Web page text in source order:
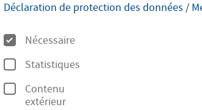
Déclaration de protection des données /
O
p
t
i
Nécessaire
Statistiques
Contenu
extérieur